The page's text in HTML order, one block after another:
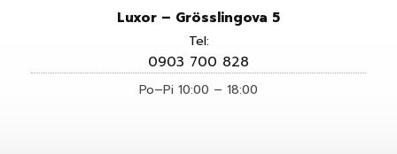
Luxor – Grösslingova 5
Tel:
0903 700 828
Po–Pi 10:00 – 18:00